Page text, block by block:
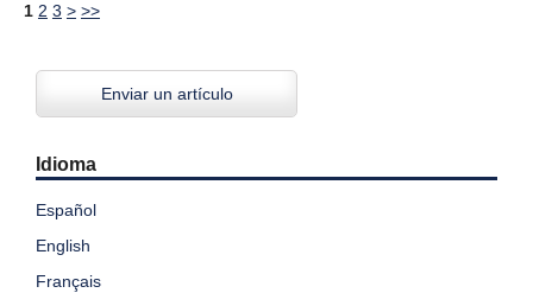
1 2 3 > >>
Enviar un artículo
Idioma
Español
English
Français